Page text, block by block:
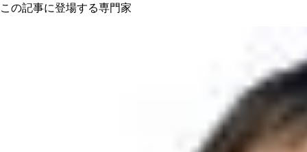
この記事に登場する専門家